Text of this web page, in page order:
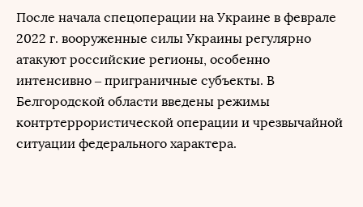
После начала спецоперации на Украине в феврале
2022 г. вооруженные силы Украины регулярно
атакуют российские регионы, особенно
интенсивно – приграничные субъекты. В
Белгородской области введены режимы
контртеррористической операции и чрезвычайной
ситуации федерального характера.